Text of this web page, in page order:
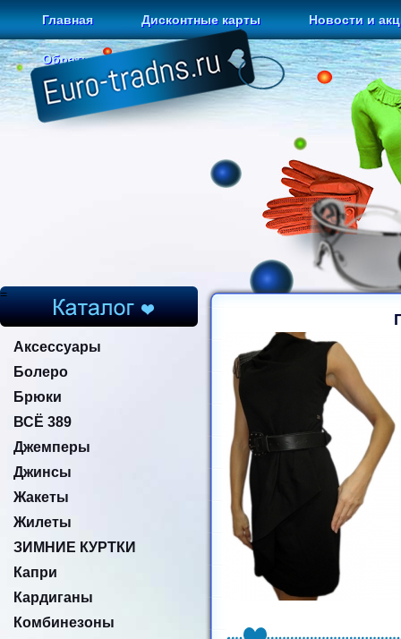
Главная Дисконтные карты Новости и
Обратная связь
=
Аксессуары
Болеро
Брюки
ВСЁ 389
Джемперы
Джинсы
Жакеты
Жилеты
ЗИМНИЕ КУРТКИ
Капри
Кардиганы
Комбинезоны